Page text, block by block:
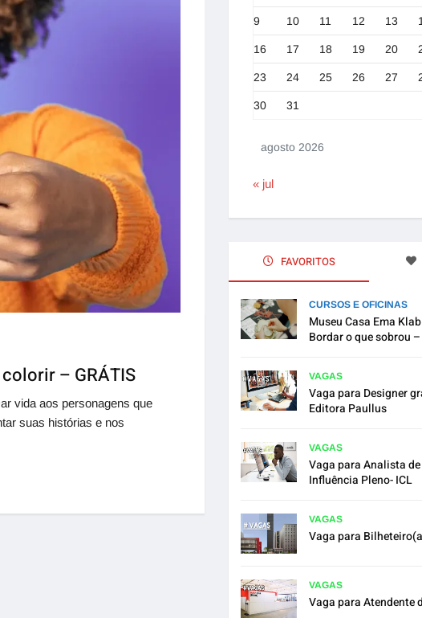
colorir – GRÁTIS
vida aos personagens que
suas histórias e nos
agosto 2026
9 10 11 12 13
16 17 18 19 20
23 24 25 26 27
30 31
« jul
FAVORITOS
CURSOS E OFICINAS
Museu Casa Ema
Bordar o que sobrou
VAGAS
Vaga para Designer
Editora Paullus
VAGAS
Vaga para Analista
Influência Pleno- ICL
VAGAS
Vaga para
VAGAS
Vaga para Atendente